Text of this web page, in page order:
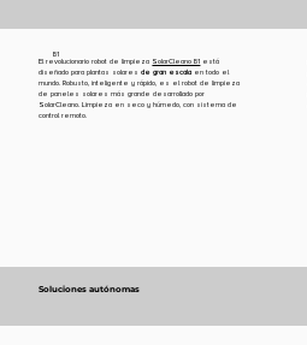
Soluciones autónomas
El revolucionario robot de limpieza SolarCleano B1 está
diseñado paraplantas solares de gran escala en todo el
mundo. Robusto, inteligente y rápido, es el robot de limpieza
de paneles solares más grande desarrollado por
SolarCleano. Limpieza en seco y húmedo, con sistema de
control remoto.
B1